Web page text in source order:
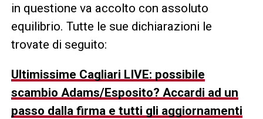
in questione va accolto con assoluto
equilibrio. Tutte le sue dichiarazioni le
trovate di seguito:
Ultimissime Cagliari LIVE: possibile
scambio Adams/Esposito? Accardi ad un
passo dalla firma e tutti gli aggiornamenti